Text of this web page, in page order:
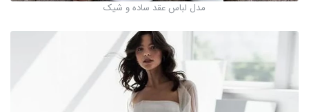
مدل لباس عقد ساده و شیک